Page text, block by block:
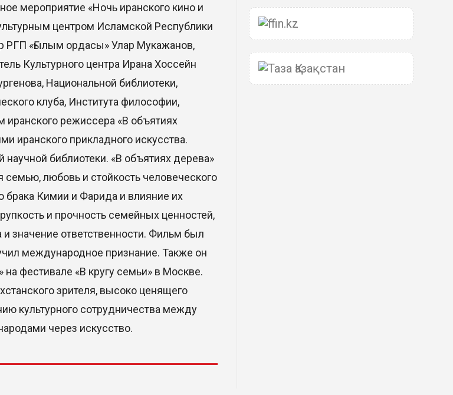
мероприятие «Ночь иранского кино и
центром Исламской Республики
РГП «Ғылым ордасы» Улар Мукажанов,
Культурного центра Ирана Хоссейн
Национальной библиотеки,
клуба, Института философии,
иранского режиссера «В объятиях
иранского прикладного искусства.
библиотеки. «В объятиях дерева»
любовь и стойкость человеческого
брака Кимии и Фарида и влияние их
и прочность семейных ценностей,
значение ответственности. Фильм был
международное признание. Также он
фестивале «В кругу семьи» в Москве.
зрителя, высоко ценящего
культурного сотрудничества между
через искусство.
Новая глава для Xiaomi EV:
Xiaomi представила техническую
архитектуру Xiaomi Kunlun и
серию Xiaomi SkyNomad
04 Авг. 2026 18:35